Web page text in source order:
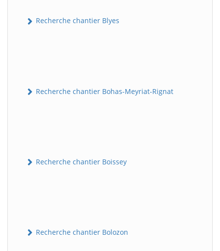
Recherche chantier Blyes
Recherche chantier Bohas-Meyriat-Rignat
Recherche chantier Boissey
Recherche chantier Bolozon